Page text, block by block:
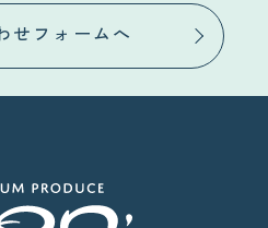
せフォームへ